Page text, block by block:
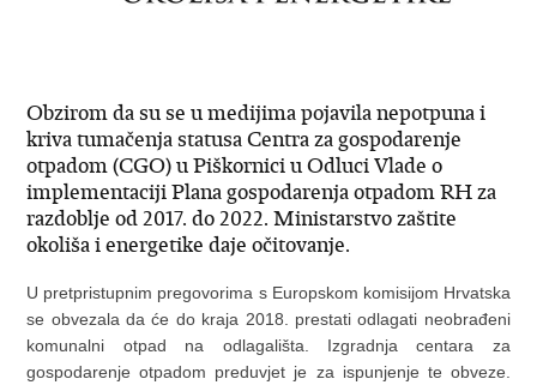
Obzirom da su se u medijima pojavila nepotpuna i
kriva tumačenja statusa Centra za gospodarenje
otpadom (CGO) u Piškornici u Odluci Vlade o
implementaciji Plana gospodarenja otpadom RH za
razdoblje od 2017. do 2022. Ministarstvo zaštite
okoliša i energetike daje očitovanje.
U pretpristupnim pregovorima s Europskom komisijom Hrvatska
se obvezala da će do kraja 2018. prestati odlagati neobrađeni
komunalni otpad na odlagališta. Izgradnja centara za
gospodarenje otpadom preduvjet je za ispunjenje te obveze.